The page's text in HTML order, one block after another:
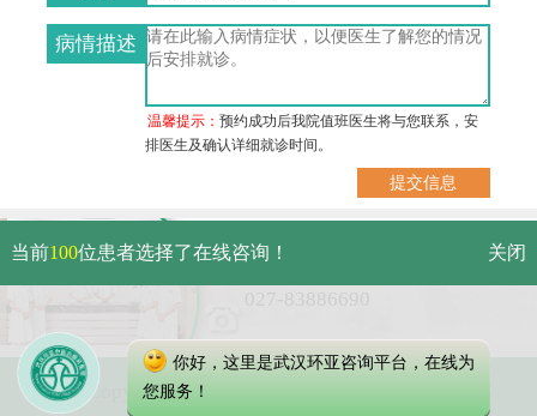
病情描述
温馨提示：预约成功后我院值班医生将与您联系，安
排医生及确认详细就诊时间。
武汉市硚口区解放大道479号
免费电话：
Copyright 2025 武汉环亚中医白癜风医院
当前100位患者选择了在线咨询！ 关闭
你好，这里是武汉环亚咨询平台，在线为
您服务！